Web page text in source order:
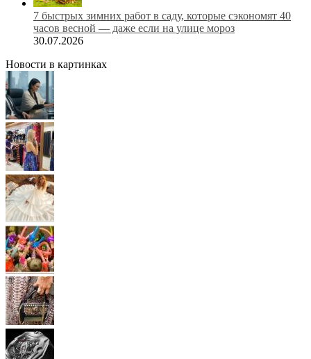
7 быстрых зимних работ в саду, которые сэкономят 40
часов весной — даже если на улице мороз
30.07.2026
Новости в картинках